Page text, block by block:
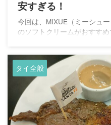
安すぎる！
今回は、MIXUE（ミーシュ
のソフトクリームがおすすめ
タイ全般